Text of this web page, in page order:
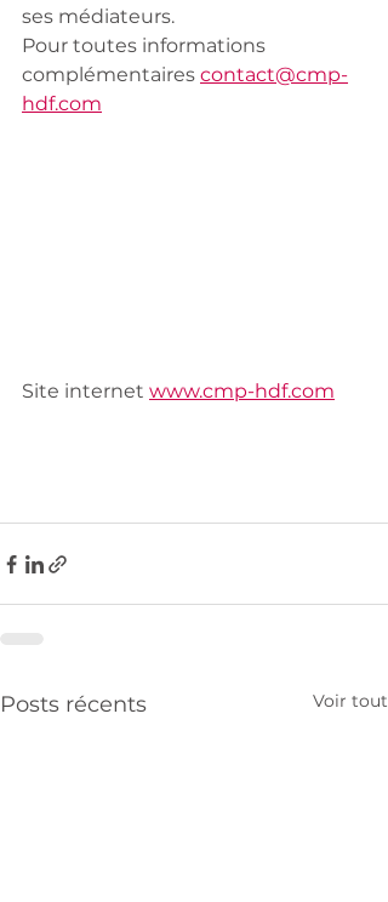
ses médiateurs.
Pour toutes informations
complémentaires contact@cmp-
hdf.com
Site internet www.cmp-hdf.com
Posts récents Voir tout